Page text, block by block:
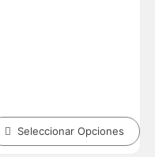
Seleccionar Opciones